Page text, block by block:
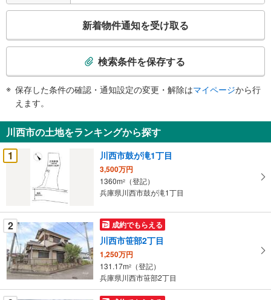
検
知
を
受
け
条
件
を
マ
イ
ペ
ー
新着物件通知を受け取る
検索条件を保存する
保存した条件の確認・通知設定の変更・解除はマイページから行
えます。
川西市の土地をランキングから探す
1
川西市鼓が滝1丁目
3,500万円
1360m2
（登記）
兵庫県川西市鼓が滝1丁目
2 成約でもらえる
川西市笹部2丁目
1,250万円
131.17m2
（登記）
兵庫県川西市笹部2丁目